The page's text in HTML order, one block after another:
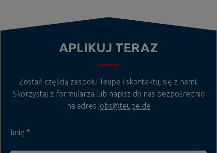
APLIKUJ TERAZ
Zostań częścią zespołu Teupe i skontaktuj się z nami.
Skorzystaj z formularza lub napisz do nas bezpośrednio
na adres jobs@teupe.de
Imię